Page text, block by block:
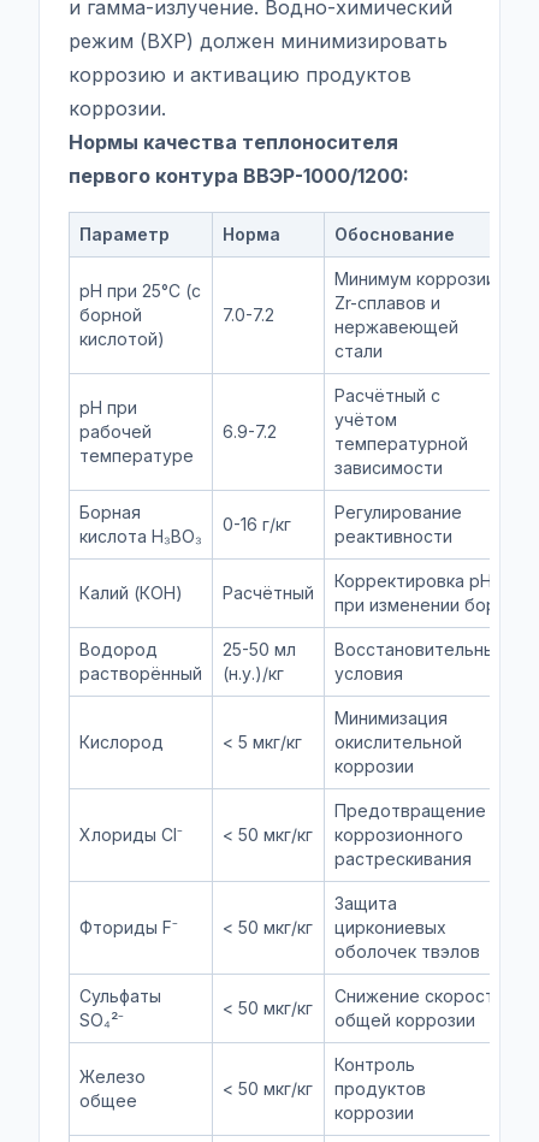
и гамма-излучение. Водно-химический
режим (ВХР) должен минимизировать
коррозию и активацию продуктов
коррозии.
Нормы качества теплоносителя
первого контура ВВЭР-1000/1200:
Параметр Норма Обоснование
pH при 25°C (с
борной
кислотой)
7.0-7.2
Минимум коррозии
Zr-сплавов и
нержавеющей
стали
pH при
рабочей
температуре
6.9-7.2
Расчётный с
учётом
температурной
зависимости
Борная
кислота H₃BO₃
0-16 г/кг
Регулирование
реактивности
Калий (КОН) Расчётный
Корректировка pH
при изменении бора
Водород
растворённый
25-50 мл
(н.у.)/кг
Восстановительные
условия
Кислород < 5 мкг/кг
Минимизация
окислительной
коррозии
Хлориды Cl⁻ < 50 мкг/кг
Предотвращение
коррозионного
растрескивания
Фториды F⁻ < 50 мкг/кг
Защита
циркониевых
оболочек твэлов
Сульфаты
SO₄²⁻
< 50 мкг/кг
Снижение скорости
общей коррозии
Железо
общее
< 50 мкг/кг
Контроль
продуктов
коррозии